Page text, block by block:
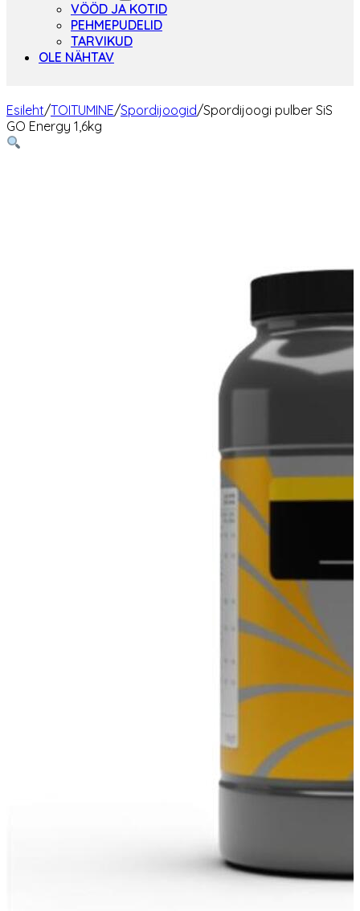
VÖÖD JA KOTID
PEHMEPUDELID
TARVIKUD
OLE NÄHTAV
Esileht/TOITUMINE/Spordijoogid/Spordijoogi pulber SiS
GO Energy 1,6kg